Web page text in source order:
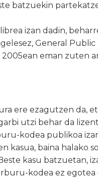
batzuekin
izan dadin,
General
eman zuten
ere ezagutzen da,
utzi behar da
kodea publikoa
kasua, baina halako
kasu batzuetan,
kodea ez egotea